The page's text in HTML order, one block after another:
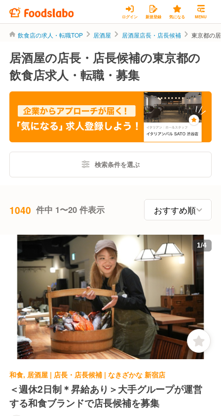
ログイン 新規登録 気になる MENU
飲食店の求人・転職TOP 居酒屋 居酒屋店長・店長候補 東京都の
居酒屋の店長・店長候補の東京都の
飲食店求人・転職・募集
検索条件を選ぶ
1040 件中 1〜20 件表示
1/4
和食, 居酒屋 | 店長・店長候補 | なきざかな 新宿店
＜週休2日制＊昇給あり＞大手グループが運営
する和食ブランドで店長候補を募集